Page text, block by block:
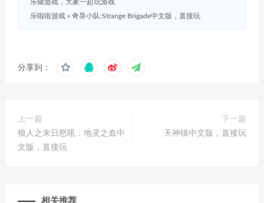
乐猪游戏，大家一起玩游戏
乐啦啦游戏 » 奇异小队:Strange Brigade中文版，直接玩
分享到：
上一篇
狼人之末日怒吼：地灵之血中
文版，直接玩
下一篇
天神镇中文版，直接玩
相关推荐